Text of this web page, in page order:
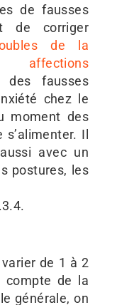
de fausses
de corriger
de la
fausses
chez le
moment des
Il
avec un
postures, les
de 1 à 2
compte de la
générale, on